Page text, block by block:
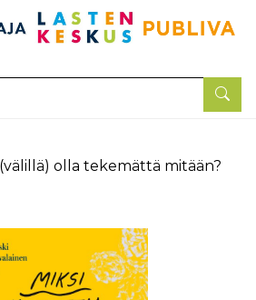
Hae
olla tekemättä mitään?